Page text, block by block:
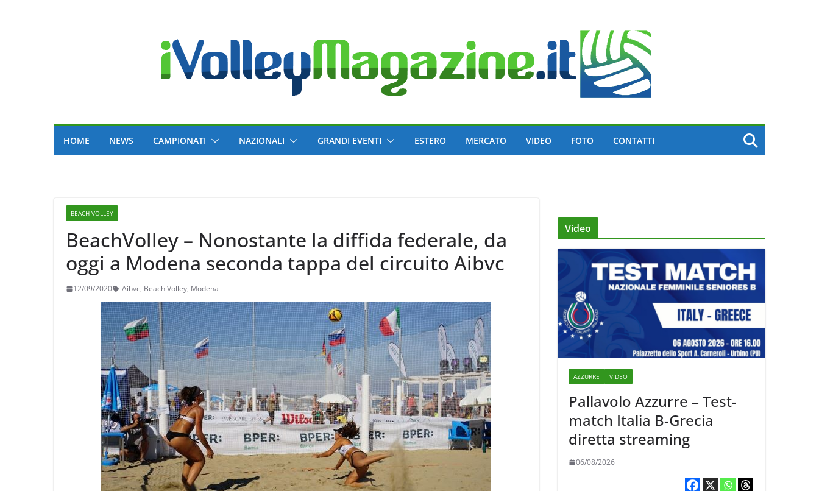
HOME NEWS CAMPIONATI NAZIONALI GRANDI EVENTI ESTERO MERCATO VIDEO FOTO CONTATTI
BEACH VOLLEY
BeachVolley – Nonostante la diffida federale, da
oggi a Modena seconda tappa del circuito Aibvc
12/09/2020 Aibvc, Beach Volley, Modena
Video
AZZURRE VIDEO
Pallavolo Azzurre – Test-
match Italia B-Grecia
diretta streaming
06/08/2026